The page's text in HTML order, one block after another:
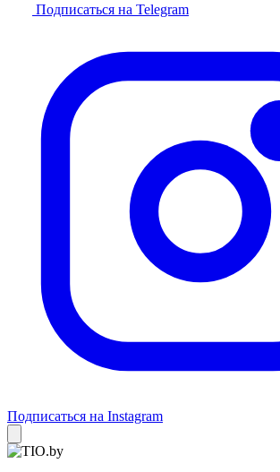
Подписаться на Telegram
Подписаться на Instagram